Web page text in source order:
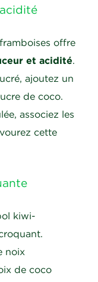
offre
et acidité.
ajoutez un
de coco.
associez les
cette
kiwi-
noix
de coco